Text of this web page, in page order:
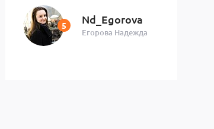
Nd_Egorova
Егорова Надежда